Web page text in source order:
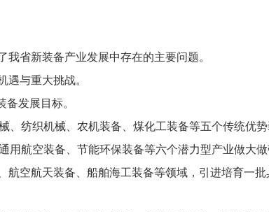
我省新装备产业发展中存在的主要问题。
遇与重大挑战。
备发展目标。
、 纺织机械、 农机装备、 煤化工装备等五个传统优
用航空装备、 节能环保装备等六个潜力型产业做大做
航空航天装备、 船舶海工装备等领域， 引进培育一